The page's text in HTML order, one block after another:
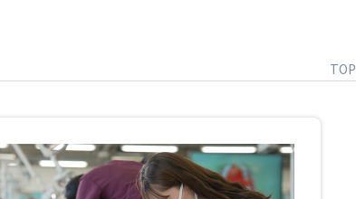
TOP